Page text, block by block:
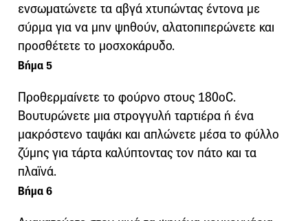
ενσωματώνετε τα αβγά χτυπώντας έντονα με
σύρμα για να μην ψηθούν, αλατοπιπερώνετε και
προσθέτετε το μοσχοκάρυδο.
Βήμα 5
Προθερμαίνετε το φούρνο στους 180οC.
Βουτυρώνετε μια στρογγυλή ταρτιέρα ή ένα
μακρόστενο ταψάκι και απλώνετε μέσα το φύλλο
ζύμης για τάρτα καλύπτοντας τον πάτο και τα
πλαϊνά.
Βήμα 6